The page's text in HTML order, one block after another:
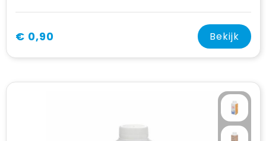
€ 0,90 Bekijk